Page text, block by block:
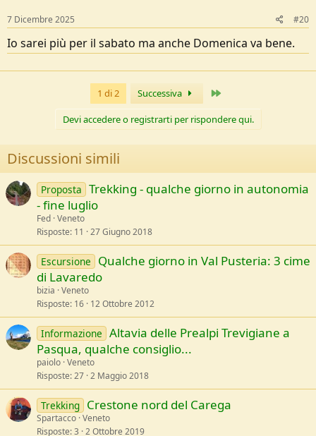
s
:
7 Dicembre 2025 #20
Io sarei più per il sabato ma anche Domenica va bene.
1 di 2 Successiva
Devi accedere o registrarti per rispondere qui.
Discussioni simili
Proposta Trekking - qualche giorno in autonomia
- fine luglio
Fed Veneto
Risposte 11 27 Giugno 2018
Escursione
Qualche giorno in Val Pusteria: 3 cime
di Lavaredo
bizia Veneto
Risposte 16 12 Ottobre 2012
Informazione Altavia delle Prealpi Trevigiane a
Pasqua, qualche consiglio...
paiolo Veneto
Risposte 27 2 Maggio 2018
Trekking Crestone nord del Carega
Spartacco Veneto
Risposte 3 2 Ottobre 2019